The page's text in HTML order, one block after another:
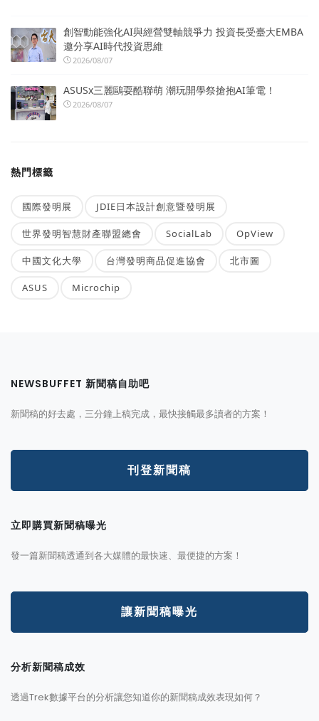
創智動能強化AI與經營雙軸競爭力 投資長受臺大EMBA
邀分享AI時代投資思維
2026/08/07
ASUSx三麗鷗耍酷聯萌 潮玩開學祭搶抱AI筆電！
2026/08/07
熱門標籤
國際發明展 JDIE日本設計創意暨發明展
世界發明智慧財產聯盟總會 SocialLab OpView
中國文化大學 台灣發明商品促進協會 北市圖
ASUS Microchip
NEWSBUFFET 新聞稿自助吧
新聞稿的好去處，三分鐘上稿完成，最快接觸最多讀者的方案！
刊登新聞稿
立即購買新聞稿曝光
發一篇新聞稿透通到各大媒體的最快速、最便捷的方案！
讓新聞稿曝光
分析新聞稿成效
透過Trek數據平台的分析讓您知道你的新聞稿成效表現如何？